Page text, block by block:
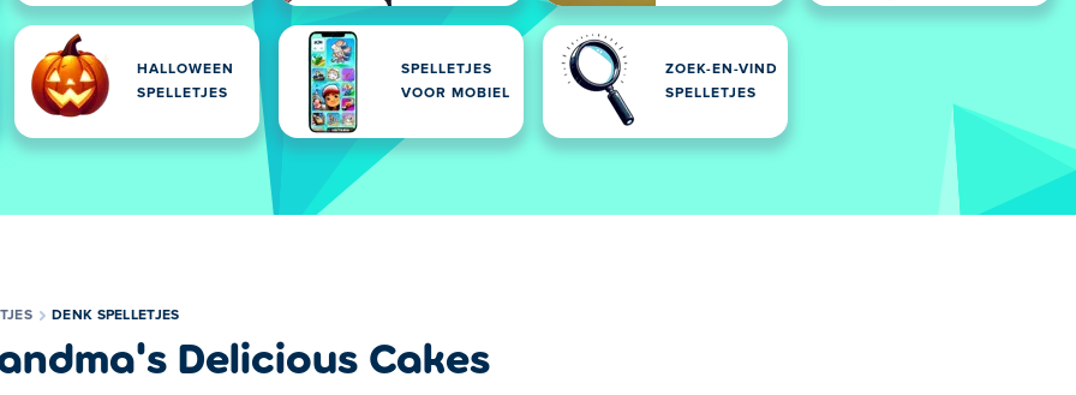
HALLOWEEN
SPELLETJES
SPELLETJES
VOOR MOBIEL
ZOEK-EN-VIND
SPELLETJES
DENK SPELLETJES
Delicious Cakes